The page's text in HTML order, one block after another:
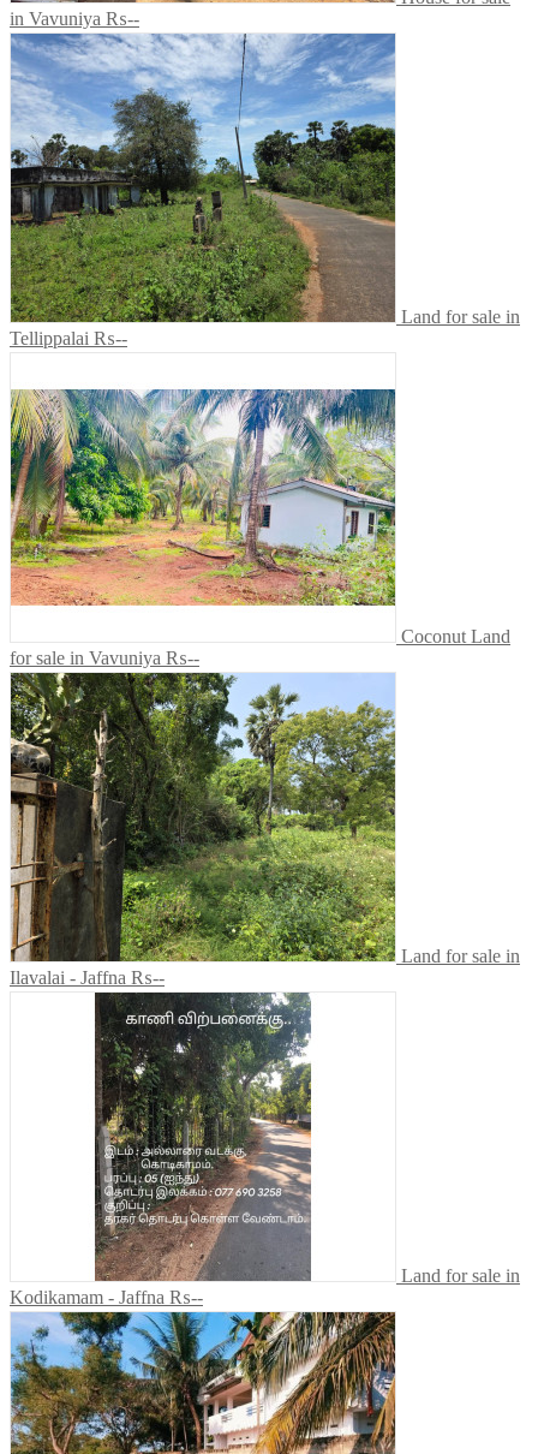
in Vavuniya ₨--
Land for sale in
Tellippalai ₨--
Coconut Land
for sale in Vavuniya ₨--
Land for sale in
Ilavalai - Jaffna ₨--
Land for sale in
Kodikamam - Jaffna ₨--